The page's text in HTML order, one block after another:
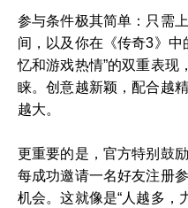
参与条件极其简单：只需
间，以及你在《传奇3》中
忆和游戏热情”的双重表现
睐。创意越新颖，配合越
越大。
更重要的是，官方特别鼓
每成功邀请一名好友注册
机会。这就像是“人越多，